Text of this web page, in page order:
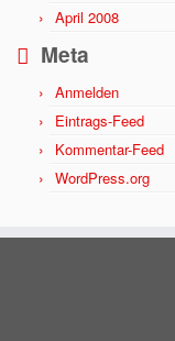
April 2008
Meta
Anmelden
Eintrags-Feed
Kommentar-Feed
WordPress.org